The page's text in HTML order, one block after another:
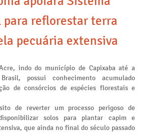
reflorestar terra
pecuária extensiva
indo do município de Capixaba até a
possui conhecimento acumulado
de consórcios de espécies florestais e
de reverter um processo perigoso de
solos para plantar capim e
que ainda no final do século passado